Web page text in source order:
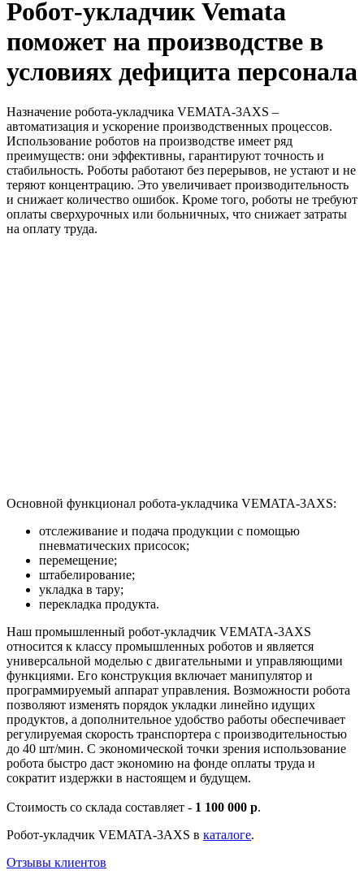
Робот-укладчик Vemata
поможет на производстве в
условиях дефицита персонала
Назначение робота-укладчика VEMATA-3AXS –
автоматизация и ускорение производственных процессов.
Использование роботов на производстве имеет ряд
преимуществ: они эффективны, гарантируют точность и
стабильность. Роботы работают без перерывов, не устают и не
теряют концентрацию. Это увеличивает производительность
и снижает количество ошибок. Кроме того, роботы не требуют
оплаты сверхурочных или больничных, что снижает затраты
на оплату труда.
Основной функционал робота-укладчика VEMATA-3AXS:
отслеживание и подача продукции с помощью
пневматических присосок;
перемещение;
штабелирование;
укладка в тару;
перекладка продукта.
Наш промышленный робот-укладчик VEMATA-3AXS
относится к классу промышленных роботов и является
универсальной моделью с двигательными и управляющими
функциями. Его конструкция включает манипулятор и
программируемый аппарат управления. Возможности робота
позволяют изменять порядок укладки линейно идущих
продуктов, а дополнительное удобство работы обеспечивает
регулируемая скорость транспортера с производительностью
до 40 шт/мин. С экономической точки зрения использование
робота быстро даст экономию на фонде оплаты труда и
сократит издержки в настоящем и будущем.
Стоимость со склада составляет - 1 100 000 р.
Робот-укладчик VEMATA-3AXS в каталоге.
Отзывы клиентов